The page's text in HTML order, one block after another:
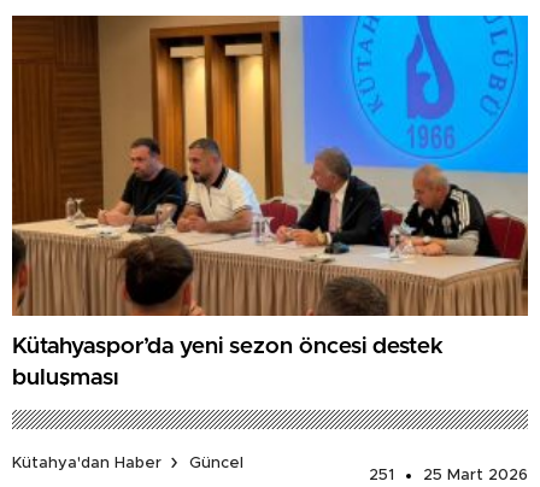
GAZİLERİ AĞIRLADI
Kütahyaspor’da yeni sezon öncesi destek
buluşması
Kütahya'dan Haber
Güncel
251
25 Mart 2026